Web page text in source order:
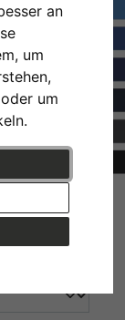
an
um
um